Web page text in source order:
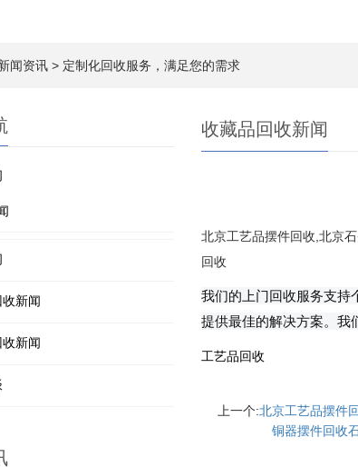
闻资讯 > 定制化回收服务，满足您的需求
收藏品回收新闻
北京工艺品摆件回收,北京
回收
我们的上门回收服务支持
提供最佳的解决方案。我
工艺品回收
上一个:北京工艺品摆件
铜器摆件回收
新闻
新闻